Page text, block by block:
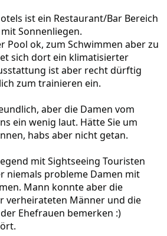
ist ein Restaurant/Bar Bereich
Sonnenliegen.
Pool ok, zum Schwimmen aber zu
sich dort ein klimatisierter
ist aber recht dürftig
zum trainieren ein.
aber die Damen vom
ein wenig laut. Hätte Sie um
habs aber nicht getan.
mit Sightseeing Touristen
niemals probleme Damen mit
Mann konnte aber die
verheirateten Männer und die
Ehefrauen bemerken :)